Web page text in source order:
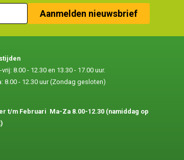
8.00 - 12.30 en 13.30 - 17.00 uur.
8.00 - 12.30 uur (Zondag gesloten)
t/m Februari Ma-Za 8.00-12.30 (namiddag op